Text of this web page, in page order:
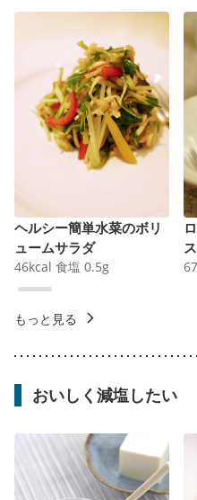
ヘルシー簡単水菜のボリ
ュームサラダ
46kcal 食塩 0.5g
ス
67
もっと見る
おいしく減塩したい